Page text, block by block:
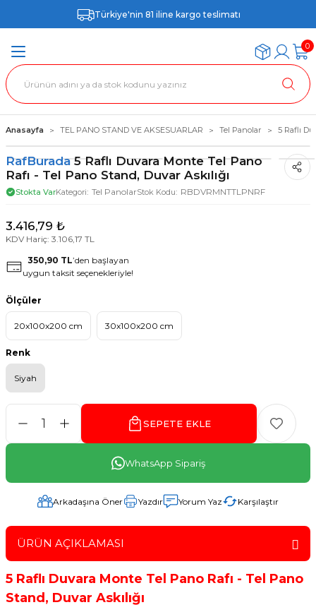
Türkiye'nin 81 iline kargo teslimatı
0
Anasayfa TEL PANO STAND VE AKSESUARLAR Tel Panolar 5 Raflı
RafBurada5 Raflı Duvara Monte Tel Pano
Rafı - Tel Pano Stand, Duvar Askılığı
Stokta VarKategori Tel PanolarStok Kodu RBDVRMNTTLPNRF
3.416,79 ₺
KDV Hariç: 3.106,17 TL
350,90 TL’den başlayan
uygun taksit seçenekleriyle!
Ölçüler
20x100x200 cm 30x100x200 cm
Renk
Siyah
SEPETE EKLE
WhatsApp Sipariş
Arkadaşına Öner Yazdır Yorum Yaz Karşılaştır
ÜRÜN AÇIKLAMASI
5 Raflı Duvara Monte Tel Pano Rafı - Tel Pano
Stand, Duvar Askılığı